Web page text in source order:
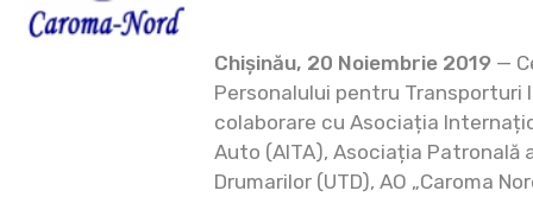
Chișinău, 20 Noiembrie 2019 —
Personalului pentru Transporturi
colaborare cu Asociația
Auto (AITA), Asociația Patronală
Drumarilor (UTD), AO „Caroma